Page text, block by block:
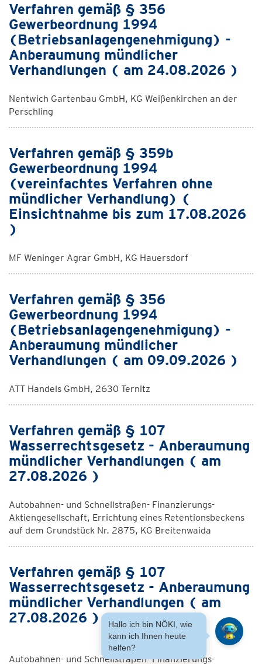
Verfahren gemäß § 356
Gewerbeordnung 1994
(Betriebsanlagengenehmigung) -
Anberaumung mündlicher
Verhandlungen ( am 24.08.2026 )
Nentwich Gartenbau GmbH, KG Weißenkirchen an der
Perschling
Verfahren gemäß § 359b
Gewerbeordnung 1994
(vereinfachtes Verfahren ohne
mündlicher Verhandlung) (
Einsichtnahme bis zum 17.08.2026
)
MF Weninger Agrar GmbH, KG Hauersdorf
Verfahren gemäß § 356
Gewerbeordnung 1994
(Betriebsanlagengenehmigung) -
Anberaumung mündlicher
Verhandlungen ( am 09.09.2026 )
ATT Handels GmbH, 2630 Ternitz
Verfahren gemäß § 107
Wasserrechtsgesetz - Anberaumung
mündlicher Verhandlungen ( am
27.08.2026 )
Autobahnen- und Schnellstraßen- Finanzierungs-
Aktiengesellschaft, Errichtung eines Retentionsbeckens
auf dem Grundstück Nr. 2875, KG Breitenwaida
Verfahren gemäß § 107
Wasserrechtsgesetz - Anberaumung
mündlicher Verhandlungen ( am
27.08.2026 )
Autobahnen- und Schnellstraßen- Finanzierungs-
Hallo ich bin NÖKI, wie
kann ich Ihnen heute
helfen?